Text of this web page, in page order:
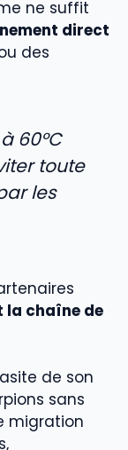
ne suffit
direct
des
60°C
toute
les
la chaîne de
de son
sans
migration